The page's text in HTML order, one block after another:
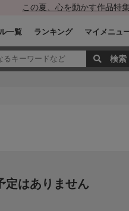
この夏、心を動かす作品特
一覧 ランキング マイメニュ
定はありません